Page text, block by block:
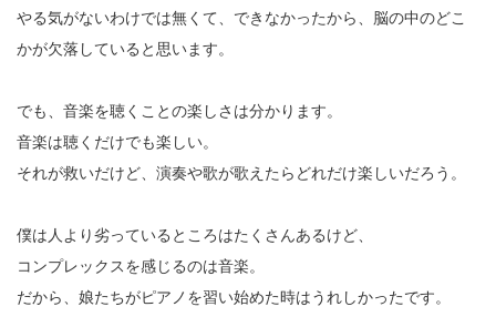
やる気がないわけでは無くて、できなかったから、脳の中のどこ
かが欠落していると思います。
でも、音楽を聴くことの楽しさは分かります。
音楽は聴くだけでも楽しい。
それが救いだけど、演奏や歌が歌えたらどれだけ楽しいだろう。
僕は人より劣っているところはたくさんあるけど、
コンプレックスを感じるのは音楽。
だから、娘たちがピアノを習い始めた時はうれしかったです。